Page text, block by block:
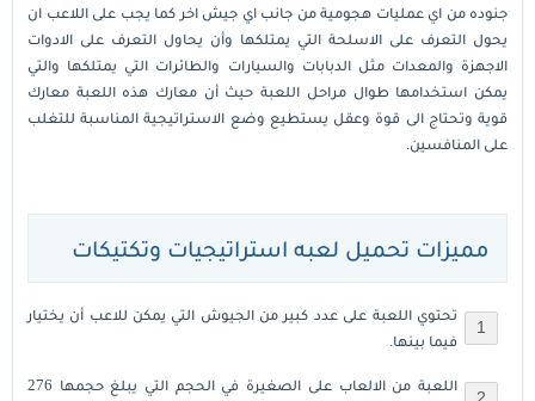
جنوده من اي عمليات هجومية من جانب اي جيش اخر كما يجب على اللاعب ان
يحول التعرف على الاسلحة التي يمتلكها وأن يحاول التعرف على الادوات
الاجهزة والمعدات مثل الدبابات والسيارات والطائرات التي يمتلكها والتي
يمكن استخدامها طوال مراحل اللعبة حيث أن معارك هذه اللعبة معارك
قوية وتحتاج الى قوة وعقل يستطيع وضع الاستراتيجية المناسبة للتغلب
على المنافسين.
مميزات تحميل لعبه استراتيجيات وتكتيكات
تحتوي اللعبة على عدد كبير من الجيوش التي يمكن للاعب أن يختيار
فيما بينها.
اللعبة من الالعاب على الصغيرة في الحجم التي يبلغ حجمها 276